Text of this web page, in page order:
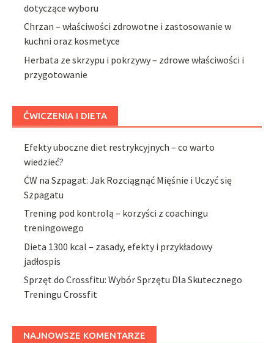
dotyczące wyboru
Chrzan – właściwości zdrowotne i zastosowanie w
kuchni oraz kosmetyce
Herbata ze skrzypu i pokrzywy – zdrowe właściwości i
przygotowanie
ĆWICZENIA I DIETA
Efekty uboczne diet restrykcyjnych – co warto
wiedzieć?
ĆW na Szpagat: Jak Rozciągnąć Mięśnie i Uczyć się
Szpagatu
Trening pod kontrolą – korzyści z coachingu
treningowego
Dieta 1300 kcal – zasady, efekty i przykładowy
jadłospis
Sprzęt do Crossfitu: Wybór Sprzętu Dla Skutecznego
Treningu Crossfit
NAJNOWSZE KOMENTARZE